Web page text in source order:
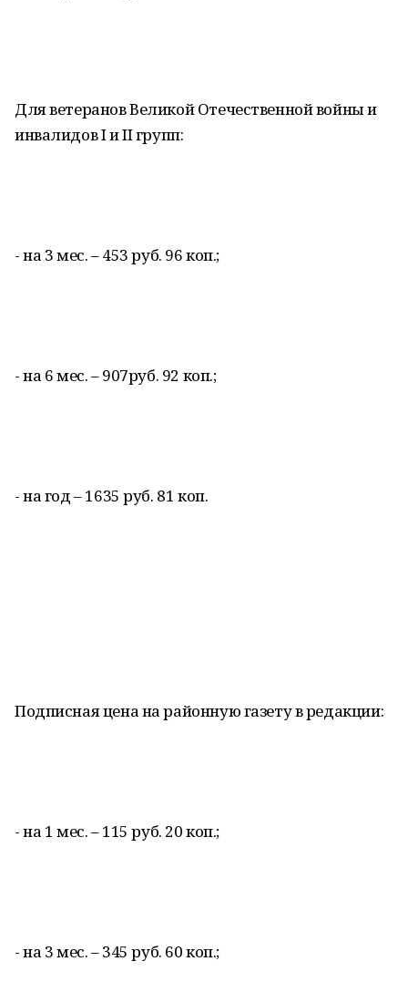
Для ветеранов Великой Отечественной войны и
инвалидов I и II групп:
- на 3 мес. – 453 руб. 96 коп.;
- на 6 мес. – 907руб. 92 коп.;
- на год – 1635 руб. 81 коп.
Подписная цена на районную газету в редакции:
- на 1 мес. – 115 руб. 20 коп.;
- на 3 мес. – 345 руб. 60 коп.;